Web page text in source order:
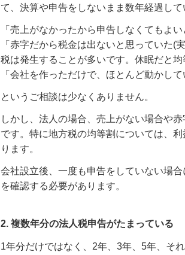
て、決算や申告をしないまま数年経過して
「売上がなかったから申告しなくてもよい
「赤字だから税金は出ないと思っていた(
税は発生することが多いです。休眠だと
「会社を作っただけで、ほとんど動かして
というご相談は少なくありません。
しかし、法人の場合、売上がない場合や
です。特に地方税の均等割については、
ります。
会社設立後、一度も申告をしていない場
を確認する必要があります。
2. 複数年分の法人税申告がたまっている
1年分だけではなく、2年、3年、5年、そ